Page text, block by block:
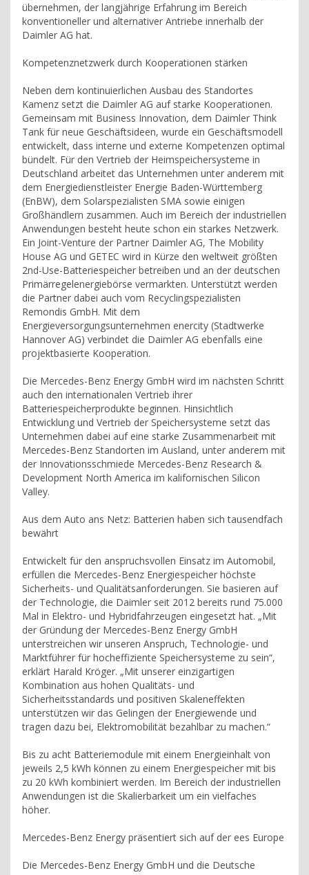
übernehmen, der langjährige Erfahrung im Bereich
konventioneller und alternativer Antriebe innerhalb der
Daimler AG hat.
Kompetenznetzwerk durch Kooperationen stärken
Neben dem kontinuierlichen Ausbau des Standortes
Kamenz setzt die Daimler AG auf starke Kooperationen.
Gemeinsam mit Business Innovation, dem Daimler Think
Tank für neue Geschäftsideen, wurde ein Geschäftsmodell
entwickelt, dass interne und externe Kompetenzen optimal
bündelt. Für den Vertrieb der Heimspeichersysteme in
Deutschland arbeitet das Unternehmen unter anderem mit
dem Energiedienstleister Energie Baden-Württemberg
(EnBW), dem Solarspezialisten SMA sowie einigen
Großhändlern zusammen. Auch im Bereich der industriellen
Anwendungen besteht heute schon ein starkes Netzwerk.
Ein Joint-Venture der Partner Daimler AG, The Mobility
House AG und GETEC wird in Kürze den weltweit größten
2nd-Use-Batteriespeicher betreiben und an der deutschen
Primärregelenergiebörse vermarkten. Unterstützt werden
die Partner dabei auch vom Recyclingspezialisten
Remondis GmbH. Mit dem
Energieversorgungsunternehmen enercity (Stadtwerke
Hannover AG) verbindet die Daimler AG ebenfalls eine
projektbasierte Kooperation.
Die Mercedes-Benz Energy GmbH wird im nächsten Schritt
auch den internationalen Vertrieb ihrer
Batteriespeicherprodukte beginnen. Hinsichtlich
Entwicklung und Vertrieb der Speichersysteme setzt das
Unternehmen dabei auf eine starke Zusammenarbeit mit
Mercedes-Benz Standorten im Ausland, unter anderem mit
der Innovationsschmiede Mercedes-Benz Research &
Development North America im kalifornischen Silicon
Valley.
Aus dem Auto ans Netz: Batterien haben sich tausendfach
bewährt
Entwickelt für den anspruchsvollen Einsatz im Automobil,
erfüllen die Mercedes-Benz Energiespeicher höchste
Sicherheits- und Qualitätsanforderungen. Sie basieren auf
der Technologie, die Daimler seit 2012 bereits rund 75.000
Mal in Elektro- und Hybridfahrzeugen eingesetzt hat. „Mit
der Gründung der Mercedes-Benz Energy GmbH
unterstreichen wir unseren Anspruch, Technologie- und
Marktführer für hocheffiziente Speichersysteme zu sein“,
erklärt Harald Kröger. „Mit unserer einzigartigen
Kombination aus hohen Qualitäts- und
Sicherheitsstandards und positiven Skaleneffekten
unterstützen wir das Gelingen der Energiewende und
tragen dazu bei, Elektromobilität bezahlbar zu machen.“
Bis zu acht Batteriemodule mit einem Energieinhalt von
jeweils 2,5 kWh können zu einem Energiespeicher mit bis
zu 20 kWh kombiniert werden. Im Bereich der industriellen
Anwendungen ist die Skalierbarkeit um ein vielfaches
höher.
Mercedes-Benz Energy präsentiert sich auf der ees Europe
Die Mercedes-Benz Energy GmbH und die Deutsche